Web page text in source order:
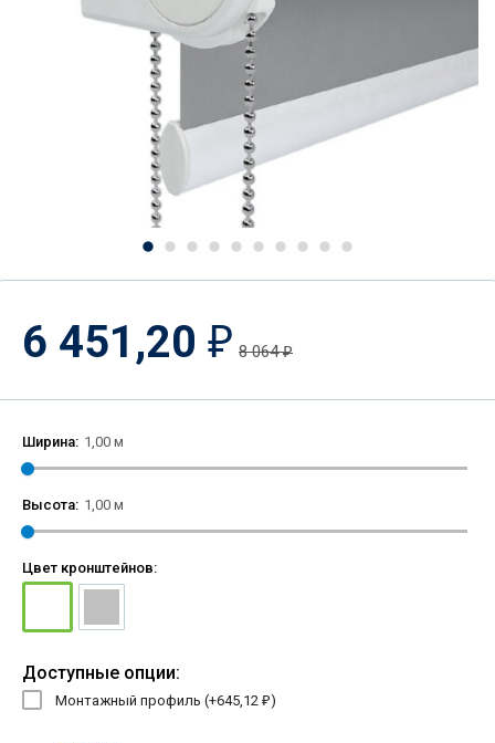
6 451,20 ₽ 8 064₽
Ширина: 1,00 м
Высота: 1,00 м
Цвет кронштейнов:
Доступные опции:
Монтажный профиль (+645,12 ₽)